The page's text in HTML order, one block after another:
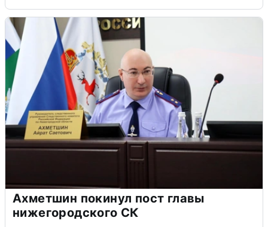
Ахметшин покинул пост главы
нижегородского СК